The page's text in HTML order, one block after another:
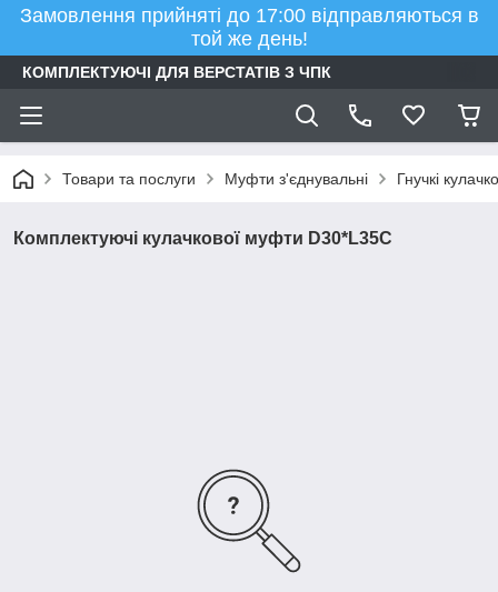
Замовлення прийняті до 17:00 відправляються в
той же день!
КОМПЛЕКТУЮЧІ ДЛЯ ВЕРСТАТІВ З ЧПК
Товари та послуги Муфти з'єднувальні Гнучкі
Комплектуючі кулачкової муфти D30*L35С